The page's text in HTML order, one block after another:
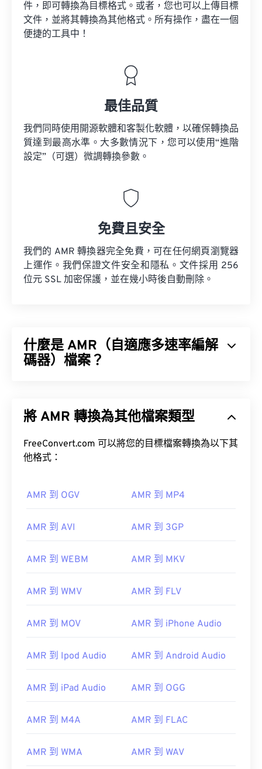
件，即可轉換為目標格式。或者，您也可以上傳目標
文件，並將其轉換為其他格式。所有操作，盡在一個
便捷的工具中！
最佳品質
我們同時使用開源軟體和客製化軟體，以確保轉換品
質達到最高水準。大多數情況下，您可以使用“進階
設定”（可選）微調轉換參數。
免費且安全
我們的 AMR 轉換器完全免費，可在任何網頁瀏覽器
上運作。我們保證文件安全和隱私。文件採用 256
位元 SSL 加密保護，並在幾小時後自動刪除。
什麼是 AMR（自適應多速率編解
碼器）檔案？
此非常適合語音錄製和廣播。
全球行動通訊系統 (GSM)
通用行動通訊系
統 (UMTS)
如何開啟 AMR 檔案？
由於 AMR 檔案經常用於手機，包括彩信，因此大多
開發者： 第三代合作夥伴計畫 (3GPP)
初始版本：
https://en.wikipedia.org/wiki/Adaptive_Multi-
將 AMR 轉換為其他檔案類型
FreeConvert.com 可以將您的目標檔案轉換為以下其
他格式：
AMR 到 OGV AMR 到 MP4
AMR 到 AVI AMR 到 3GP
AMR 到 WEBM AMR 到 MKV
AMR 到 WMV AMR 到 FLV
AMR 到 MOV AMR 到 iPhone Audio
AMR 到 Ipod Audio AMR 到 Android Audio
AMR 到 iPad Audio AMR 到 OGG
AMR 到 M4A AMR 到 FLAC
AMR 到 WMA AMR 到 WAV